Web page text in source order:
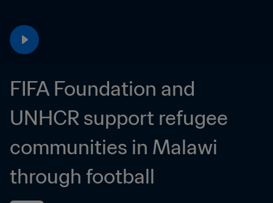
FIFA Foundation and
UNHCR support refugee
communities in Malawi
through football